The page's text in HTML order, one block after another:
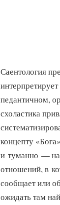
Саентология
педантичном,
схоластика
концепту
и туманно —
отношений, в
сообщает или
ожидать там